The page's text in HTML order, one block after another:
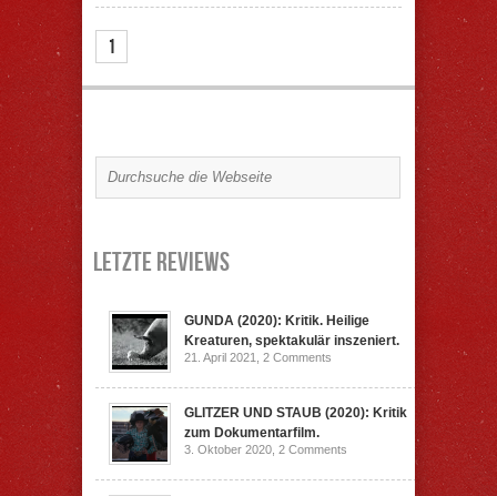
1
Letzte Reviews
GUNDA (2020): Kritik. Heilige
Kreaturen, spektakulär inszeniert.
21. April 2021, 2 Comments
GLITZER UND STAUB (2020): Kritik
zum Dokumentarfilm.
3. Oktober 2020, 2 Comments